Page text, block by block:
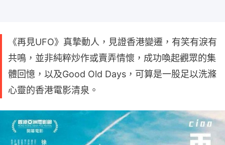
《再見UFO》真摯動人，見證香港變遷，有笑有淚有
共鳴，並非純粹炒作或賣弄情懷，成功喚起觀眾的集
體回憶，以及Good Old Days，可算是一股足以洗滌
心靈的香港電影清泉。